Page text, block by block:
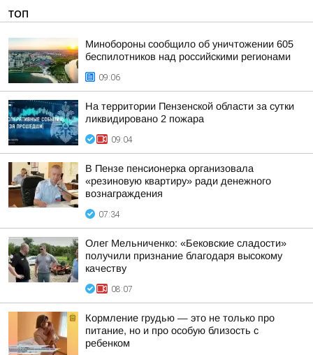
ТОП
Минобороны сообщило об уничтожении 605
беспилотников над российскими регионами
09:06
На территории Пензенской области за сутки
ликвидировано 2 пожара
09:04
В Пензе пенсионерка организовала
«резиновую квартиру» ради денежного
вознаграждения
07:34
Олег Мельниченко: «Бековские сладости»
получили признание благодаря высокому
качеству
08:07
Кормление грудью — это не только про
питание, но и про особую близость с
ребенком